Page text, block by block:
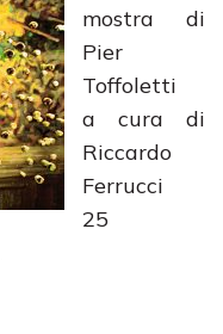
mostra di
Pier
Toffoletti
a cura di
Riccardo
Ferrucci
25